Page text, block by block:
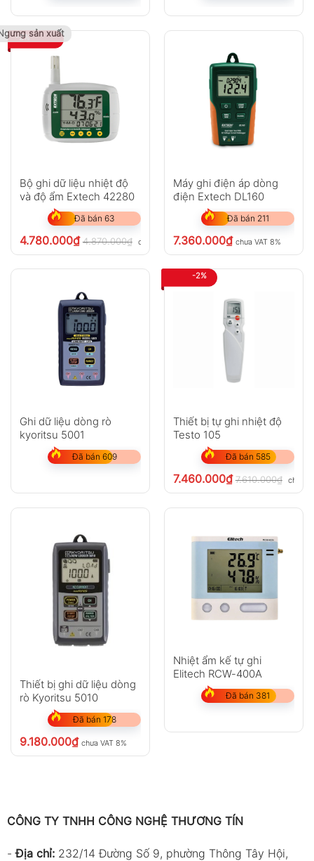
-2%sản xuất
Bộ ghi dữ liệu nhiệt độ
và độ ẩm Extech 42280
Đã bán 63
4.780.000₫ 4.870.000₫ chưa VAT 8%
Máy ghi điện áp dòng
điện Extech DL160
Đã bán 211
7.360.000₫ chưa VAT 8%
Ghi dữ liệu dòng rò
kyoritsu 5001
Đã bán 609
-2%
Thiết bị tự ghi nhiệt độ
Testo 105
Đã bán 585
7.460.000₫ 7.610.000₫ chưa
Thiết bị ghi dữ liệu dòng
rò Kyoritsu 5010
Đã bán 178
9.180.000₫ chưa VAT 8%
Nhiệt ẩm kế tự ghi
Elitech RCW-400A
Đã bán 381
CÔNG TY TNHH CÔNG NGHỆ THƯƠNG TÍN
-Địa chỉ: 232/14 Đường Số 9, phường Thông Tây Hội,